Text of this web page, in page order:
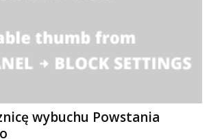
wybuchu Powstania